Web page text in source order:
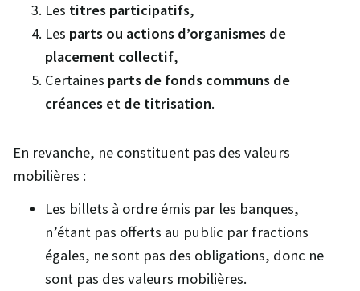
Les titres participatifs,
Les parts ou actions d’organismes de
placement collectif,
Certaines parts de fonds communs de
créances et de titrisation.
En revanche, ne constituent pas des valeurs
mobilières :
Les billets à ordre émis par les banques,
n’étant pas offerts au public par fractions
égales, ne sont pas des obligations, donc ne
sont pas des valeurs mobilières.